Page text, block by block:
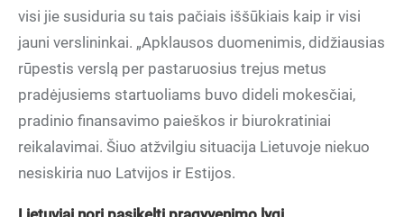
visi jie susiduria su tais pačiais iššūkiais kaip ir visi
jauni verslininkai. „Apklausos duomenimis, didžiausias
rūpestis verslą per pastaruosius trejus metus
pradėjusiems startuoliams buvo dideli mokesčiai,
pradinio finansavimo paieškos ir biurokratiniai
reikalavimai. Šiuo atžvilgiu situacija Lietuvoje niekuo
nesiskiria nuo Latvijos ir Estijos.